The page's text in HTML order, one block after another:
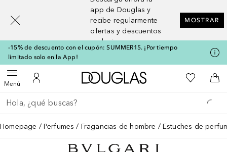
app de Douglas y
recibe regularmente
ofertas y descuentos
exclusivos
MOSTRAR
-15% de descuento con el cupón: SUMMER15. ¡Por tiempo
limitado solo en la App!
MenúAbrir menúMi cuenta
A Douglas HomeMi lista de
A
Regresar
Ejecutar búsqueda
Homepage Perfumes Fragancias de hombre Estuches de
[navigation.slideout.screenreader]